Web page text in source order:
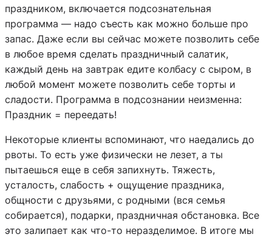
праздником, включается подсознательная
программа — надо съесть как можно больше про
запас. Даже если вы сейчас можете позволить себе
в любое время сделать праздничный салатик,
каждый день на завтрак едите колбасу с сыром, в
любой момент можете позволить себе торты и
сладости. Программа в подсознании неизменна:
Праздник = переедать!
Некоторые клиенты вспоминают, что наедались до
рвоты. То есть уже физически не лезет, а ты
пытаешься еще в себя запихнуть. Тяжесть,
усталость, слабость + ощущение праздника,
общности с друзьями, с родными (вся семья
собирается), подарки, праздничная обстановка. Все
это залипает как что-то неразделимое. В итоге мы